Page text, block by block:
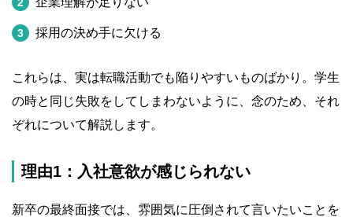
採用の決め手に欠ける
これらは、実は転職活動でも陥りやすいものばかり。学生
の時と同じ失敗をしてしまわないように、念のため、それ
ぞれについて解説します。
理由1：入社意欲が感じられない
新卒の最終面接では、雰囲気に圧倒されて言いたいことを